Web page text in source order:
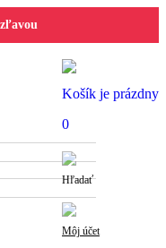
Košík je prázdny
0
Hľadať
Môj účet